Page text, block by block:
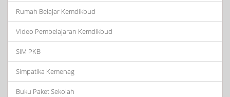
Rumah Belajar Kemdikbud
Video Pembelajaran Kemdikbud
SIM PKB
Simpatika Kemenag
Buku Paket Sekolah